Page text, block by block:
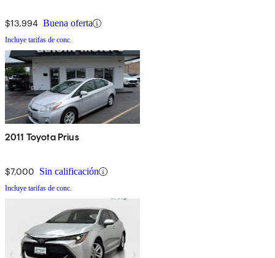
$13,994 Buena oferta
Incluye tarifas de conc.
2011 Toyota Prius
$7,000 Sin calificación
Incluye tarifas de conc.